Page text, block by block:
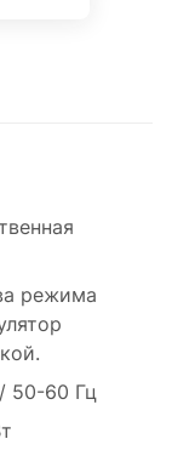
режима
50-60 Гц